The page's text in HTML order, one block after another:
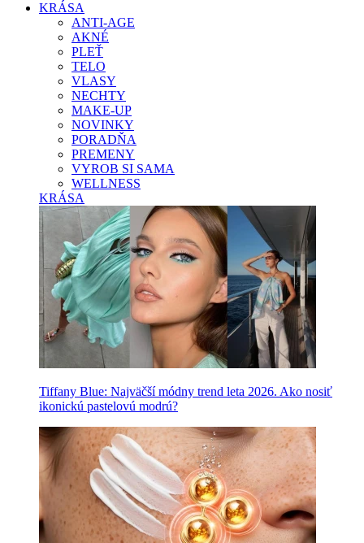
KRÁSA
ANTI-AGE
AKNÉ
PLEŤ
TELO
VLASY
NECHTY
MAKE-UP
NOVINKY
PORADŇA
PREMENY
VYROB SI SAMA
WELLNESS
KRÁSA
Tiffany Blue: Najväčší módny trend leta 2026. Ako nosiť
ikonickú pastelovú modrú?